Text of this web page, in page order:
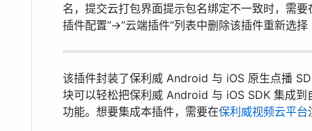
名，提交云打包界面提示包名绑定不一致时，需
插件配置”->”云端插件“列表中删除该插件重新选择
该插件封装了保利威 Android 与 iOS 原生点播
块可以轻松把保利威 Android 与 iOS SDK 集成
功能。想要集成本插件，需要在保利威视频云平台